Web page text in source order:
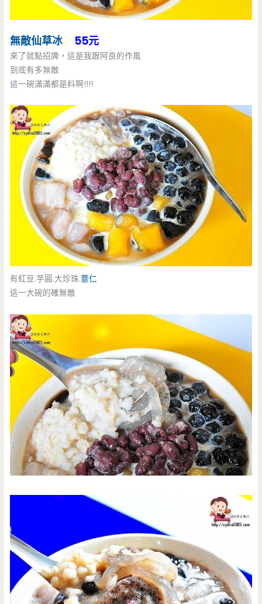
無敵仙草冰55元
來了就點招牌，這是我跟阿良的作風
到底有多無敵
這一碗滿滿都是料啊!!!!
有紅豆.芋圓.大珍珠.薏仁
這一大碗的確無敵